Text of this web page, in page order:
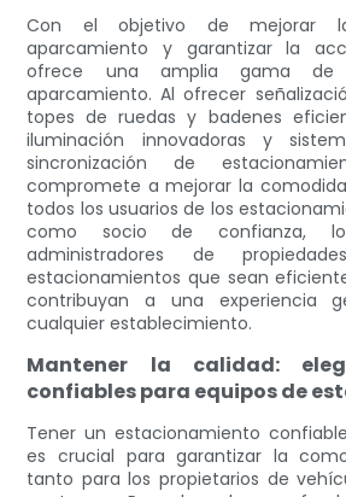
Con el objetivo de mejorar
aparcamiento y garantizar la
ofrece una amplia gama de
aparcamiento. Al ofrecer
topes de ruedas y badenes
iluminación innovadoras y
sincronización de
compromete a mejorar la
todos los usuarios de los
como socio de confianza,
administradores de
estacionamientos que sean
contribuyan a una experiencia
cualquier establecimiento.
Mantener la calidad:
confiables para equipos de
Tener un estacionamiento
es crucial para garantizar la
tanto para los propietarios de